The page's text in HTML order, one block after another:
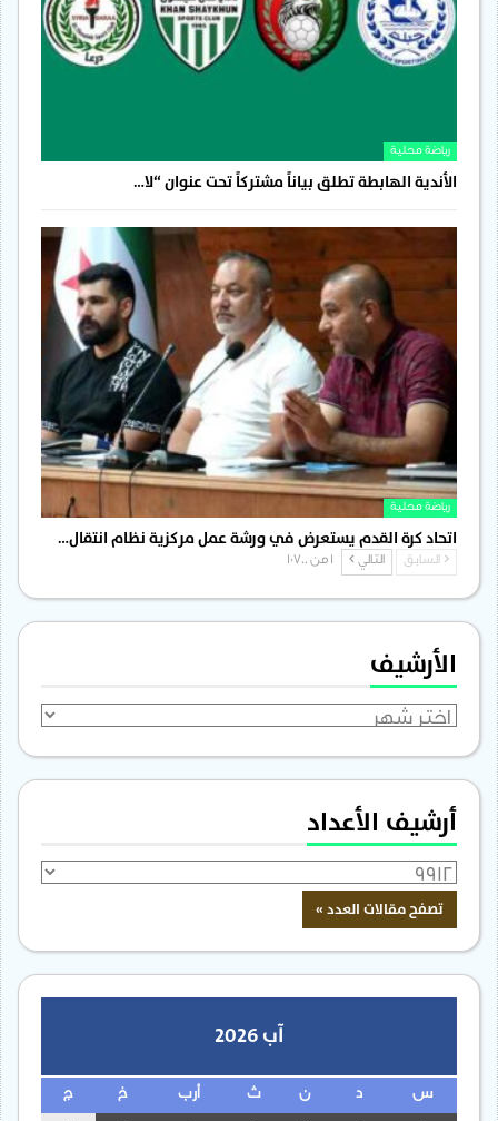
رياضة محلية
الأندية الهابطة تطلق بياناً مشتركاً تحت عنوان “لا…
رياضة محلية
اتحاد كرة القدم يستعرض في ورشة عمل مركزية نظام انتقال…
السابق التالي
الأرشيف
الأرشيف
أرشيف الأعداد
آب 2026
س ن ث أرب خ ج